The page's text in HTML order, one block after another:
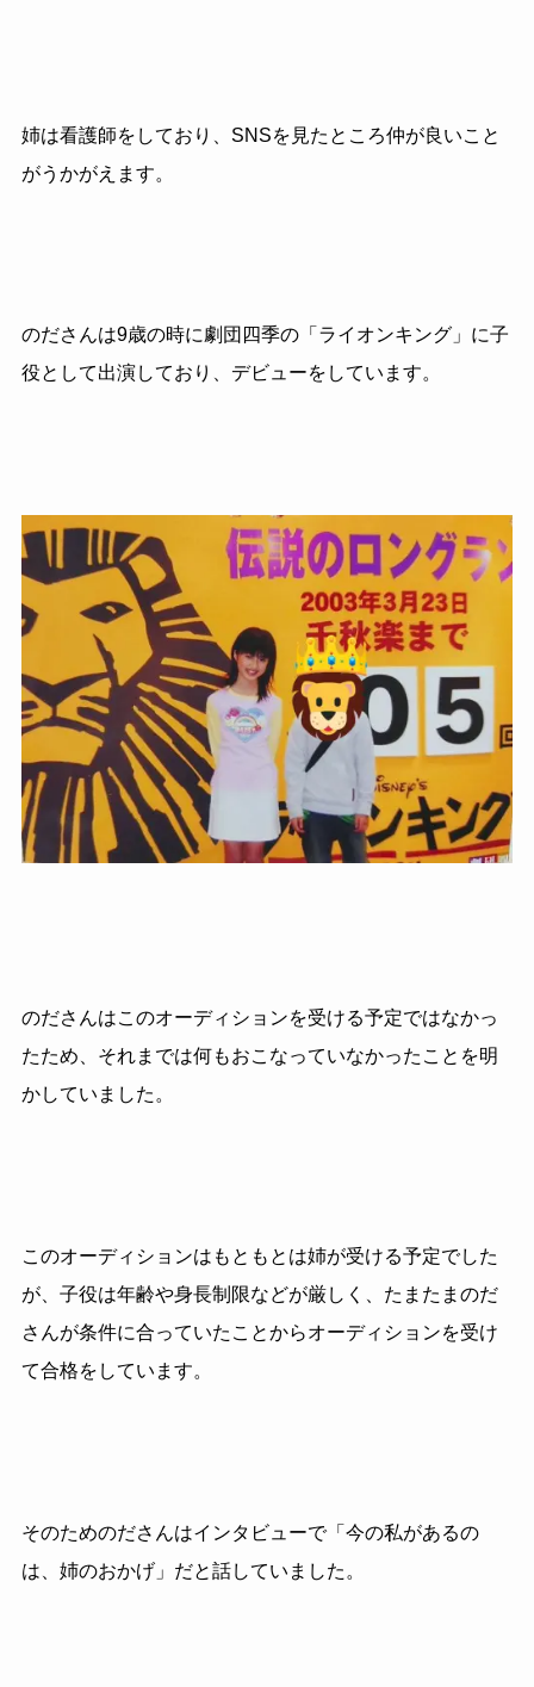
姉は看護師をしており、SNSを見たところ仲が良いこと
がうかがえます。
のださんは9歳の時に劇団四季の「ライオンキング」に子
役として出演しており、デビューをしています。
のださんはこのオーディションを受ける予定ではなかっ
たため、それまでは何もおこなっていなかったことを明
かしていました。
このオーディションはもともとは姉が受ける予定でした
が、子役は年齢や身長制限などが厳しく、たまたまのだ
さんが条件に合っていたことからオーディションを受け
て合格をしています。
そのためのださんはインタビューで「今の私があるの
は、姉のおかげ」だと話していました。